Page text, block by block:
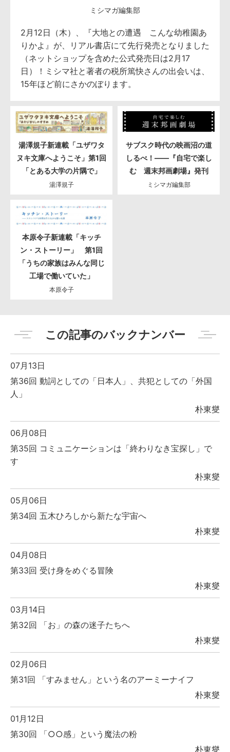
ミシマガ編集部
2月12日（木）、『大地との遭遇 こんな幼稚園あ
りかよ』が、リアル書店にて先行発売となりました
（ネットショップを含めた公式発売日は2月17
日）！ミシマ社と著者の税所篤快さんの出会いは、
15年ほど前にさかのぼります。
湯澤規子新連載「ユザワタ
ヌキ文庫へようこそ」第1回
「とある大学の片隅で」
湯澤規子
サブスク時代の映画沼の道
しるべ！――『自宅で楽し
む 週末邦画劇場』発刊
ミシマガ編集部
本原令子新連載「キッチ
ン・ストーリー」 第1回
「うちの家族はみんな同じ
工場で働いていた」
本原令子
この記事のバックナンバー
07月13日
第36回 動詞としての「日本人」、共犯としての「外国
人」
朴東燮
06月08日
第35回 コミュニケーションは「終わりなき宝探し」で
す
朴東燮
05月06日
第34回 五木ひろしから新たな宇宙へ
朴東燮
04月08日
第33回 受け身をめぐる冒険
朴東燮
03月14日
第32回 「お」の森の迷子たちへ
朴東燮
02月06日
第31回 「すみません」という名のアーミーナイフ
朴東燮
01月12日
第30回 「○○感」という魔法の粉
朴東燮